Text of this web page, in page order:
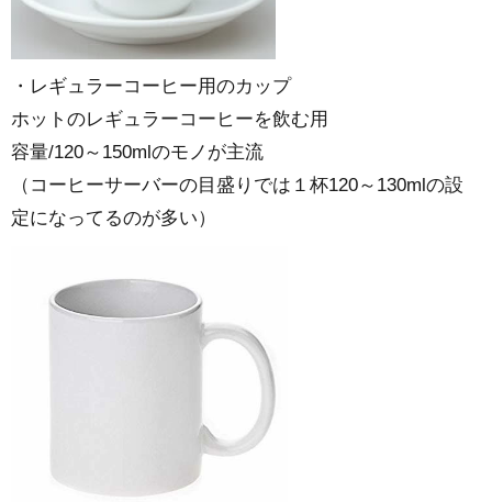
・レギュラーコーヒー用のカップ
ホットのレギュラーコーヒーを飲む用
容量/120～150mlのモノが主流
（コーヒーサーバーの目盛りでは１杯120～130mlの設
定になってるのが多い）